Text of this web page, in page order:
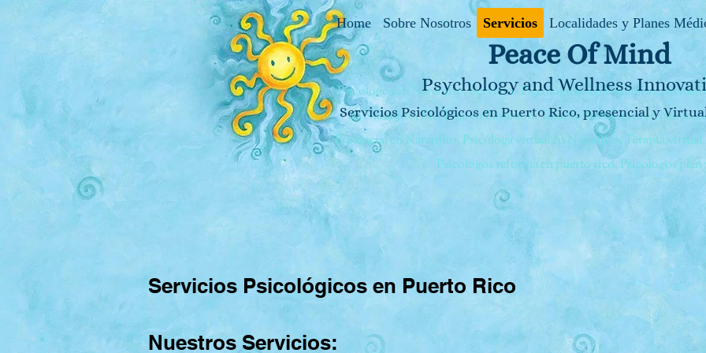
Home Sobre Nosotros Servicios Localidades y Planes
Psicologos en Naranjito, Servicios Psicológicos en Naranjito, los
en Naranjito, Sicóloga en Bayamón. Terapia Psicologica en
Presencial en Naranjito, Psicóloga virtual en Naranjito, Terapia
Psicologos reforma en puerto rico, Psicologos
Psychology and Wellness
Peace Of Mind
Servicios Psicológicos en Puerto Rico, presencial y
Servicios Psicológicos en Puerto Rico
Nuestros Servicios: